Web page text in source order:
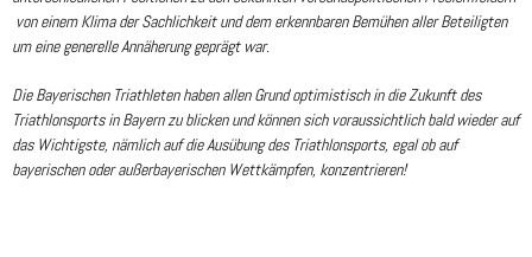
von einem Klima der Sachlichkeit und dem erkennbaren Bemühen aller Beteiligten
um eine generelle Annäherung geprägt war.
Die Bayerischen Triathleten haben allen Grund optimistisch in die Zukunft des
Triathlonsports in Bayern zu blicken und können sich voraussichtlich bald wieder auf
das Wichtigste, nämlich auf die Ausübung des Triathlonsports, egal ob auf
bayerischen oder außerbayerischen Wettkämpfen, konzentrieren!